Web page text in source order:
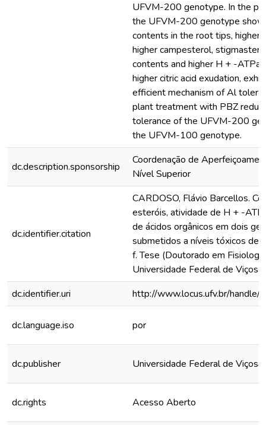
UFVM-200 genotype. In the
the UFVM-200 genotype
contents in the root tips, higher
higher campesterol,
contents and higher H + -
higher citric acid exudation,
efficient mechanism of Al
plant treatment with PBZ
tolerance of the UFVM-200
the UFVM-100 genotype.
dc.description.sponsorship
Coordenação de
Nível Superior
dc.identifier.citation
CARDOSO, Flávio Barcellos.
esteróis, atividade de H + -
de ácidos orgânicos em dois
submetidos a níveis tóxicos de
f. Tese (Doutorado em
Universidade Federal de
dc.identifier.uri
http://www.locus.ufv.br/
dc.language.iso por
dc.publisher Universidade Federal de Viçosa
dc.rights Acesso Aberto